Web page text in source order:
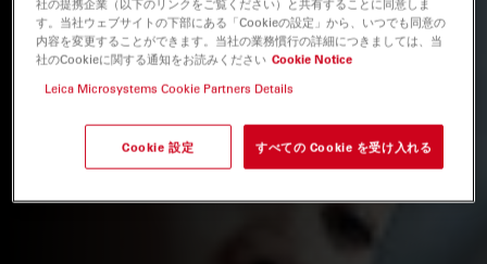
社の提携企業（以下のリンクをご覧ください）と共有することに同意しま
す。当社ウェブサイトの下部にある「Cookieの設定」から、いつでも同意の
内容を変更することができます。当社の業務慣行の詳細につきましては、当
社のCookieに関する通知をお読みください Cookie Notice
Leica Microsystems Cookie Partners Details
Cookie 設定 すべての Cookie を受け入れる